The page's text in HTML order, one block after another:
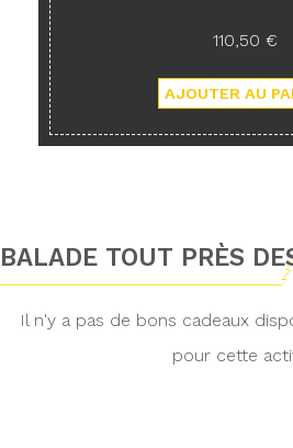
110,50 €
BALADE TOUT PRÈS
Il n'y a pas de bons cadeaux
pour cette